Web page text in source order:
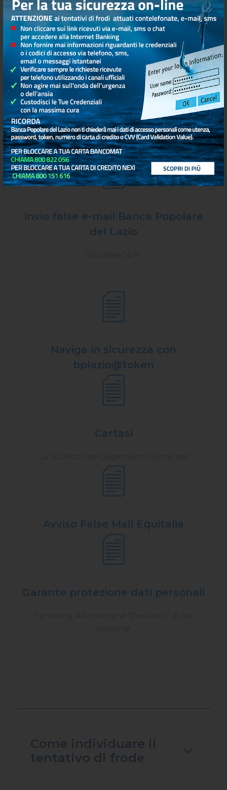
ABI
Home Banking, Carte, E-Commerce, Social
Network - Regole semplici per pagamenti sicuri
Sicurezza per l'utilizzo dei prodotti
BPLazio online
Invio false e-mail Banca Popolare
del Lazio
Naviga in sicurezza con
bplazio@token
Cartasi
Avviso False Mail Equitalia
Garante protezione dati personali
Come individuare il
tentativo di frode